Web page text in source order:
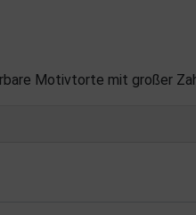
Motivtorte mit großer